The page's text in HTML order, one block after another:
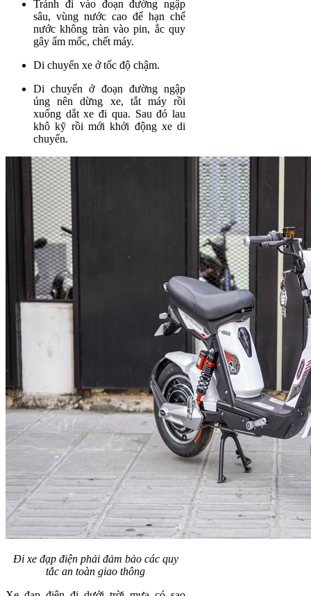
Tránh đi vào đoạn đường ngập
sâu, vùng nước cao để hạn chế
nước không tràn vào pin, ắc quy
gây ẩm mốc, chết máy.
Di chuyển xe ở tốc độ chậm.
Di chuyển ở đoạn đường ngập
úng nên dừng xe, tắt máy rồi
xuống dắt xe đi qua. Sau đó lau
khô kỹ rồi mới khởi động xe di
chuyển.
Đi xe đạp điện phải đảm bảo các quy
tắc an toàn giao thông